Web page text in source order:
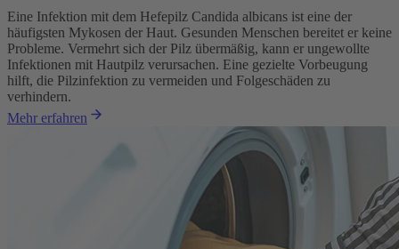
Eine Infektion mit dem Hefepilz Candida albicans ist eine der
häufigsten Mykosen der Haut. Gesunden Menschen bereitet er keine
Probleme. Vermehrt sich der Pilz übermäßig, kann er ungewollte
Infektionen mit Hautpilz verursachen. Eine gezielte Vorbeugung
hilft, die Pilzinfektion zu vermeiden und Folgeschäden zu
verhindern.
Mehr erfahren